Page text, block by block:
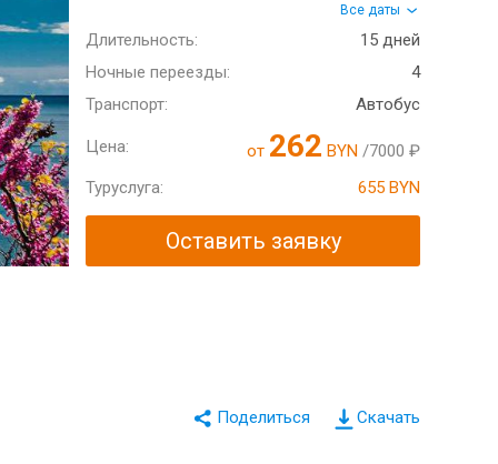
Все даты
Длительность:
15 дней
Ночные переезды:
4
Транспорт:
Автобус
Цена: от 262 BYN /7000 ₽
Туруслуга:
655 BYN
Оставить заявку
Скачать